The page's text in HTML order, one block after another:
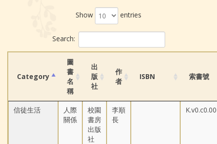
Show entries
Search:
Category
圖
書
名
稱
出
版
社
作
者
ISBN 索書號
信徒生活
人際
關係
校園
書房
出版
社
李順
長